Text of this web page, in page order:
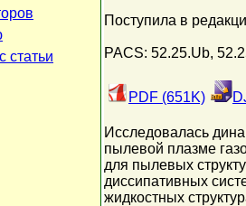
статьи
Поступила в
PACS: 52.25.Ub,
PDF (651K)
Исследовалась
пылевой плазме
для пылевых
диссипативных
жидкостных